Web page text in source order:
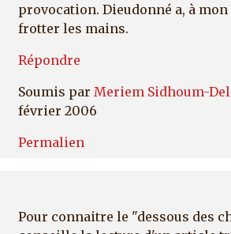
provocation. Dieudonné a, à mon
frotter les mains.
Répondre
Soumis par Meriem Sidhoum-
février 2006
Permalien
Pour connaitre le "dessous des